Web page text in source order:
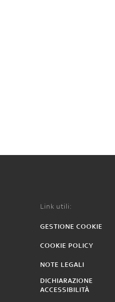
Link utili:
GESTIONE COOKIE
COOKIE POLICY
NOTE LEGALI
DICHIARAZIONE
ACCESSIBILITÀ